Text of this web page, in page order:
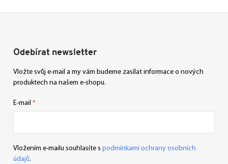
Odebírat newsletter
Vložte svůj e-mail a my vám budeme zasílat informace o nových
produktech na našem e-shopu.
E-mail
Vložením e-mailu souhlasíte s podmínkami ochrany osobních
údajů.